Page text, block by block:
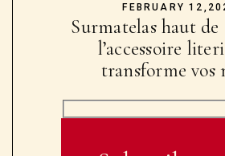
FEBRUARY
Surmatelas haut de
l’accessoire
transforme vos